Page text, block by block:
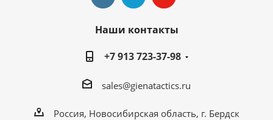
Наши контакты
+7 913 723-37-98
sales@gienatactics.ru
Россия, Новосибирская область, г. Бердск